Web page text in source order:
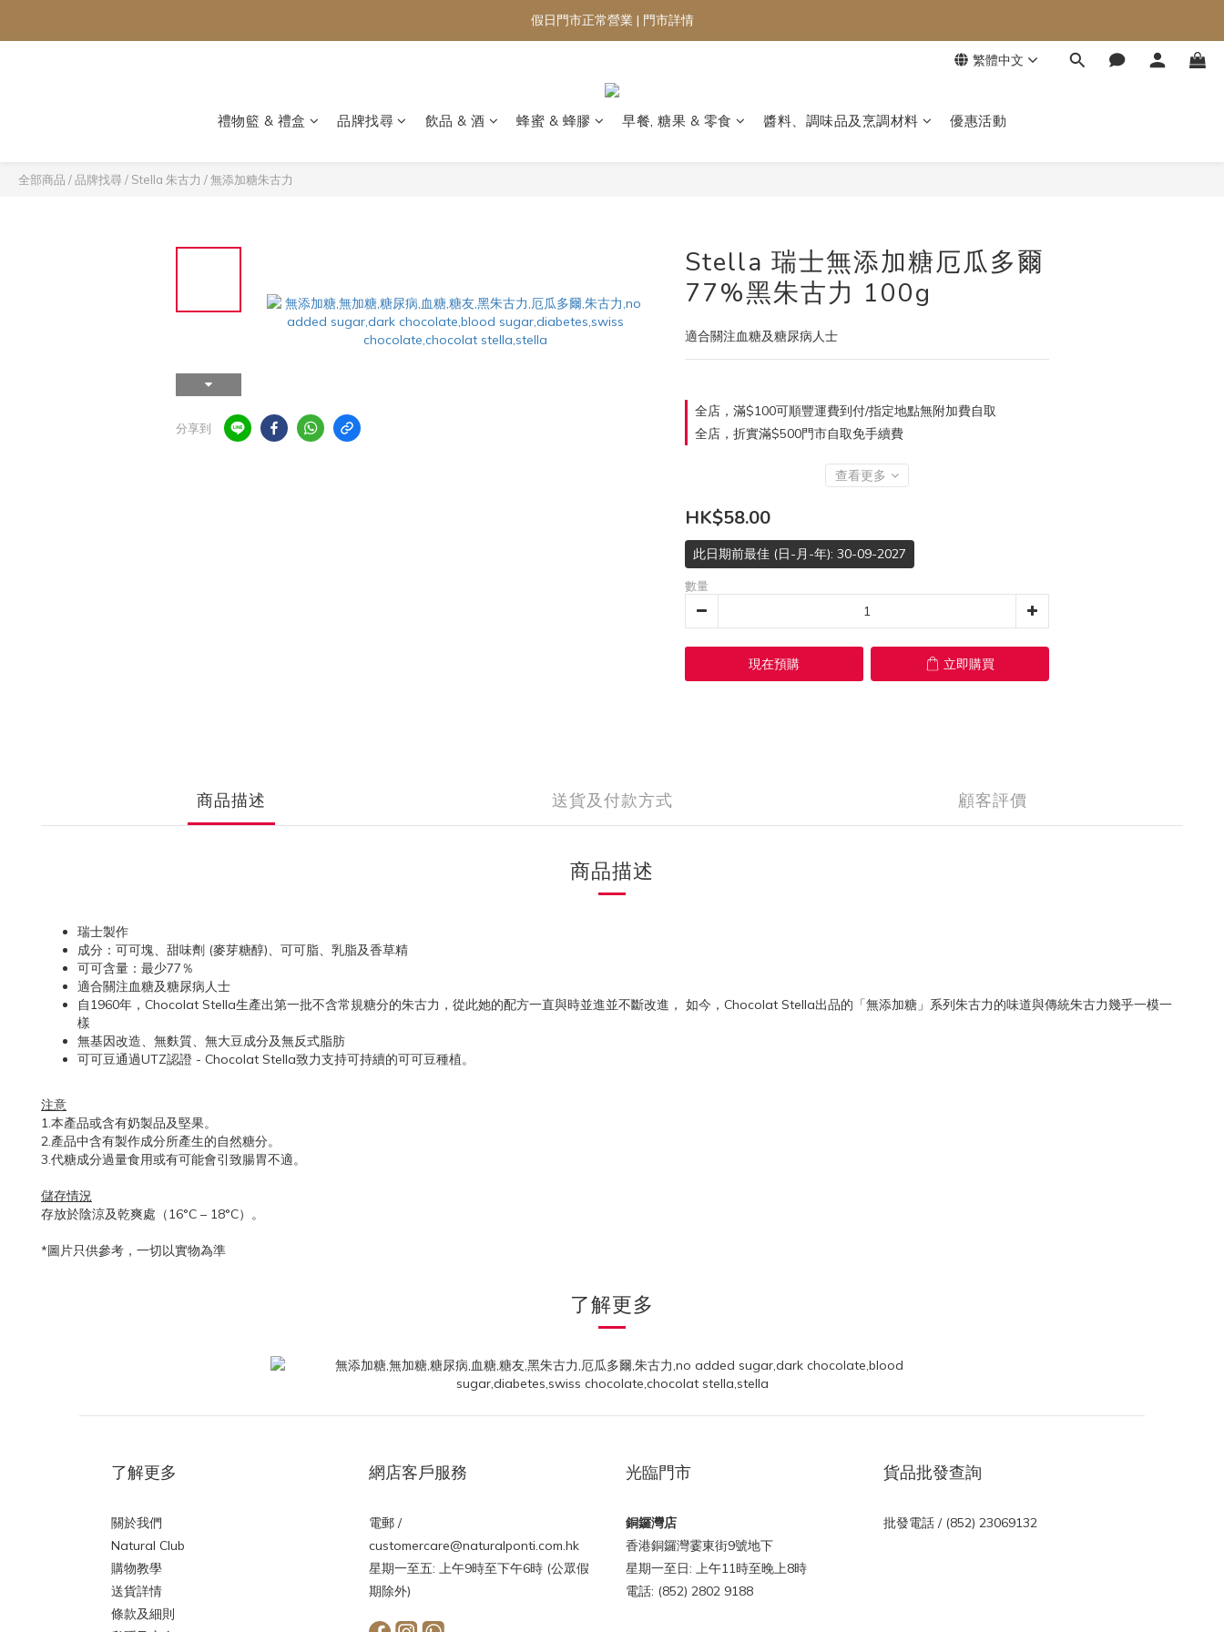
假日門市正常營業 | 門市詳情
繁體中文
禮物籃 & 禮盒 品牌找尋 飲品 & 酒 蜂蜜 & 蜂膠 早餐, 糖果 & 零食 醬料、調味品及烹調材料 優惠活動
全部商品 /品牌找尋 / Stella 朱古力 /無添加糖朱古力
分享到
Stella 瑞士無添加糖厄瓜多爾
77%黑朱古力 100g
適合關注血糖及糖尿病人士
全店，滿$100可順豐運費到付/指定地點無附加費自取
全店，折實滿$500門市自取免手續費
查看更多
HK$58.00
此日期前最佳 (日-月-年): 30-09-2027
數量
現在預購 立即購買
商品描述 送貨及付款方式 顧客評價
商品描述
瑞士製作
成分：可可塊、甜味劑 (麥芽糖醇)、可可脂、乳脂及香草精
可可含量：最少77％
適合關注血糖及糖尿病人士
自1960年，Chocolat Stella生產出第一批不含常規糖分的朱古力，從此她的配方一直與時並進並不斷改進， 如今，Chocolat Stella出品的「無添加糖」系列朱古力的味道與傳統朱古力幾乎一模一
樣
無基因改造、無麩質、無大豆成分及無反式脂肪
可可豆通過UTZ認證 - Chocolat Stella致力支持可持續的可可豆種植。
注意
1.本產品或含有奶製品及堅果。
2.產品中含有製作成分所產生的自然糖分。
3.代糖成分過量食用或有可能會引致腸胃不適。
儲存情況
存放於陰涼及乾爽處（16°C – 18°C）。
*圖片只供參考，一切以實物為準
了解更多
了解更多
關於我們
Natural Club
購物教學
送貨詳情
條款及細則
網店客戶服務
電郵 /
customercare@naturalponti.com.hk
星期一至五: 上午9時至下午6時 (公眾假
期除外)
光臨門市
銅鑼灣店
香港銅鑼灣霎東街9號地下
星期一至日: 上午11時至晚上8時
電話: (852) 2802 9188
貨品批發查詢
批發電話 / (852) 23069132